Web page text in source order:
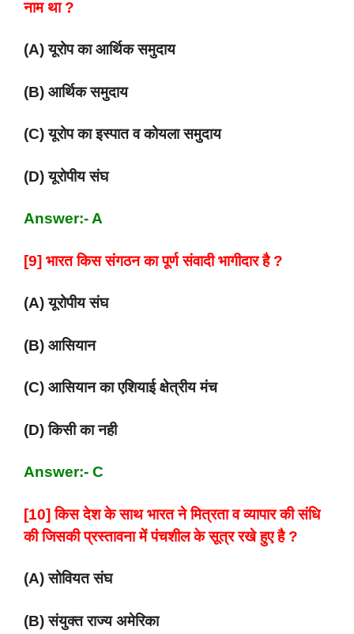
नाम था ?
(A) यूरोप का आर्थिक समुदाय
(B) आर्थिक समुदाय
(C) यूरोप का इस्पात व कोयला समुदाय
(D) यूरोपीय संघ
Answer:- A
[9] भारत किस संगठन का पूर्ण संवादी भागीदार है ?
(A) यूरोपीय संघ
(B) आसियान
(C) आसियान का एशियाई क्षेत्रीय मंच
(D) किसी का नही
Answer:- C
[10] किस देश के साथ भारत ने मित्रता व व्यापार की संधि
की जिसकी प्रस्तावना में पंचशील के सूत्र रखे हुए है ?
(A) सोवियत संघ
(B) संयुक्त राज्य अमेरिका